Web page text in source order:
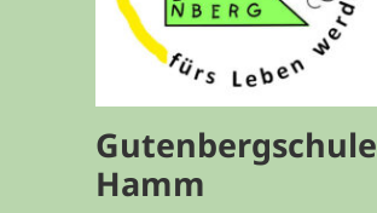
Gutenbergschule
Hamm